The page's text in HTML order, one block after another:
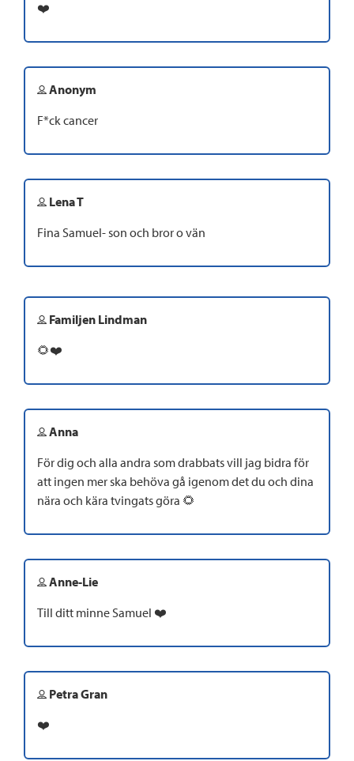
❤️
Anonym
F*ck cancer
Lena T
Fina Samuel- son och bror o vän
Familjen Lindman
🌻❤️
Anna
För dig och alla andra som drabbats vill jag bidra för
att ingen mer ska behöva gå igenom det du och dina
nära och kära tvingats göra 🌻
Anne-Lie
Till ditt minne Samuel ❤️
Petra Gran
❤️